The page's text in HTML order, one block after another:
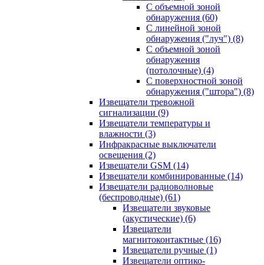
С объемной зоной
обнаружения (60)
С линейной зоной
обнаружения ("луч") (8)
С объемной зоной
обнаружения
(потолочные) (4)
С поверхностной зоной
обнаружения ("штора") (8)
Извещатели тревожной
сигнализации (9)
Извещатели температуры и
влажности (3)
Инфракрасные выключатели
освещения (2)
Извещатели GSM (14)
Извещатели комбинированные (14)
Извещатели радиоволновые
(беспроводные) (61)
Извещатели звуковые
(акустические) (6)
Извещатели
магнитоконтактные (16)
Извещатели ручные (1)
Извещатели оптико-